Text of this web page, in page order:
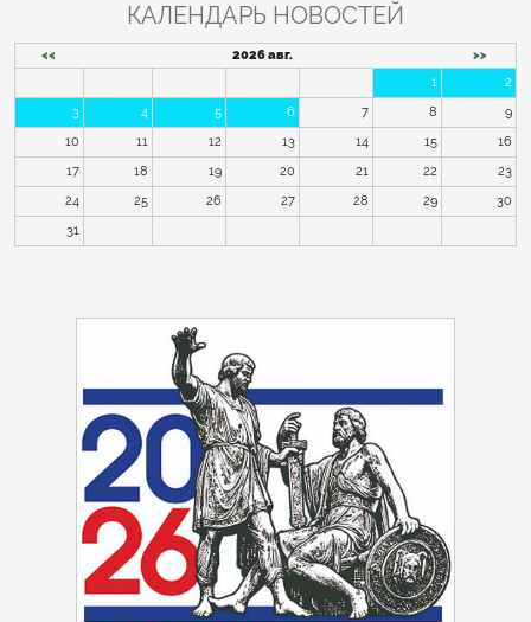
КАЛЕНДАРЬ НОВОСТЕЙ
<< 2026 авг.
>>
1
2
3
4 5 6 7 8
9
10
11 12 13 14 15
16
17
18 19 20 21 22
23
24
25 26 27 28 29
30
31